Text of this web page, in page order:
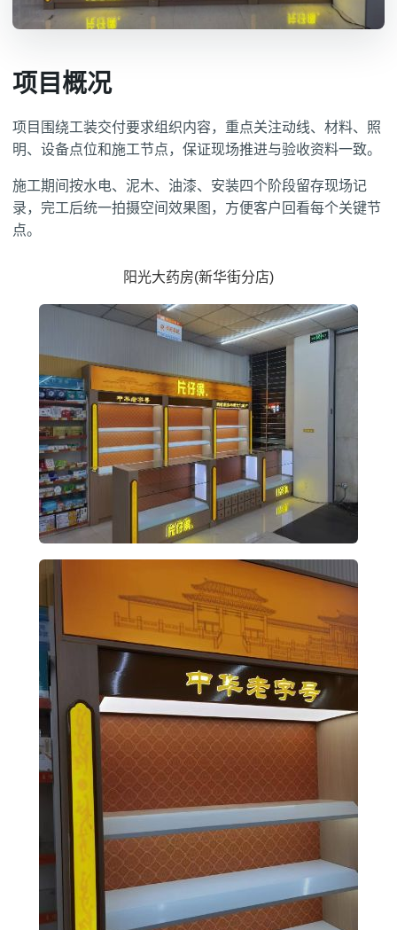
项目概况
项目围绕工装交付要求组织内容，重点关注动线、材料、照
明、设备点位和施工节点，保证现场推进与验收资料一致。
施工期间按水电、泥木、油漆、安装四个阶段留存现场记
录，完工后统一拍摄空间效果图，方便客户回看每个关键节
点。
阳光大药房(新华街分店)